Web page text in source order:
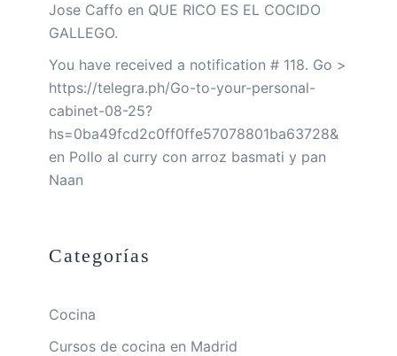
Jose Caffo en QUE RICO ES EL COCIDO
GALLEGO.
You have received a notification # 118. Go >
https://telegra.ph/Go-to-your-personal-
cabinet-08-25?
hs=0ba49fcd2c0ff0ffe57078801ba63728&
en Pollo al curry con arroz basmati y pan
Naan
Categorías
Cocina
Cursos de cocina en Madrid